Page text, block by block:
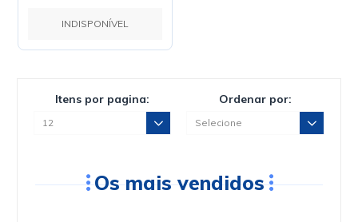
INDISPONÍVEL
Itens por pagina: Ordenar por:
Os mais vendidos